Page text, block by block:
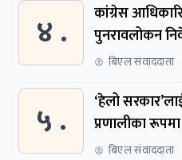
४ .
कांग्रेस
पुनरावलोकन
सुरुदेखि सुनुवाइ
बिएल संवाददाता
५ .
‘हेलो
प्रणालीका रूपमा
बिएल संवाददाता